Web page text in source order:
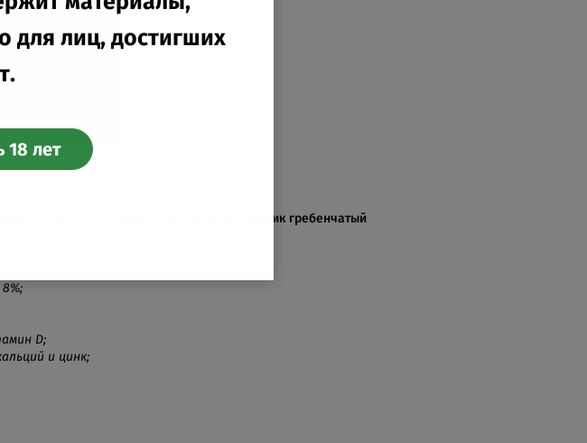
его уникальным составом. Ежовик гребенчатый
D;
и цинк;
для лиц, достигших
18 лет